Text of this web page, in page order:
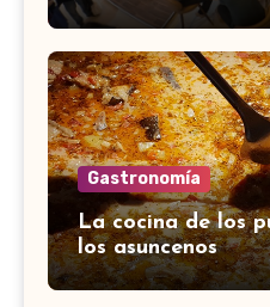
Gastronomía
La cocina de los
los asuncenos